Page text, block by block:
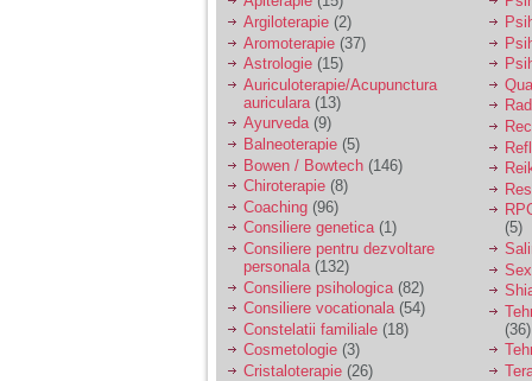
Argiloterapie (2)
Aromoterapie (37)
Astrologie (15)
Auriculoterapie/Acupunctura
auriculara (13)
Ayurveda(9)
Balneoterapie (5)
Bowen / Bowtech (146)
Chiroterapie (8)
Coaching (96)
Consiliere genetica(1)
Consiliere pentru dezvoltare
personala(132)
Consiliere psihologica (82)
Consiliere vocationala(54)
Constelatii familiale (18)
Cosmetologie (3)
Cristaloterapie (26)
(5)
(36)